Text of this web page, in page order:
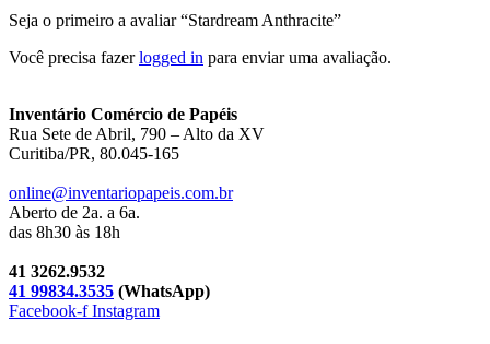
Seja o primeiro a avaliar “Stardream Anthracite”
Você precisa fazerlogged in para enviar uma avaliação.
Inventário Comércio de Papéis
Rua Sete de Abril, 790 – Alto da XV
Curitiba/PR, 80.045-165
online@inventariopapeis.com.br
Aberto de 2a. a 6a.
das 8h30 às 18h
41 3262.9532
41 99834.3535 (WhatsApp)
Facebook-f Instagram